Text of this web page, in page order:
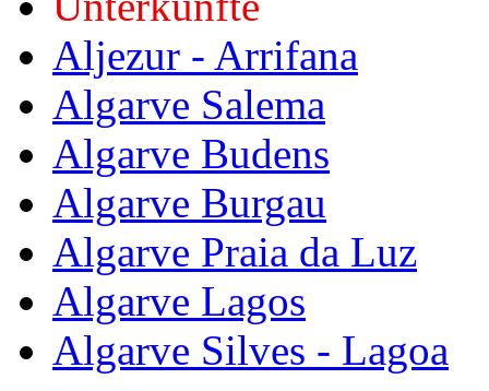
Aljezur - Arrifana
Algarve Salema
Algarve Budens
Algarve Burgau
Algarve Praia da Luz
Algarve Lagos
Algarve Silves - Lagoa